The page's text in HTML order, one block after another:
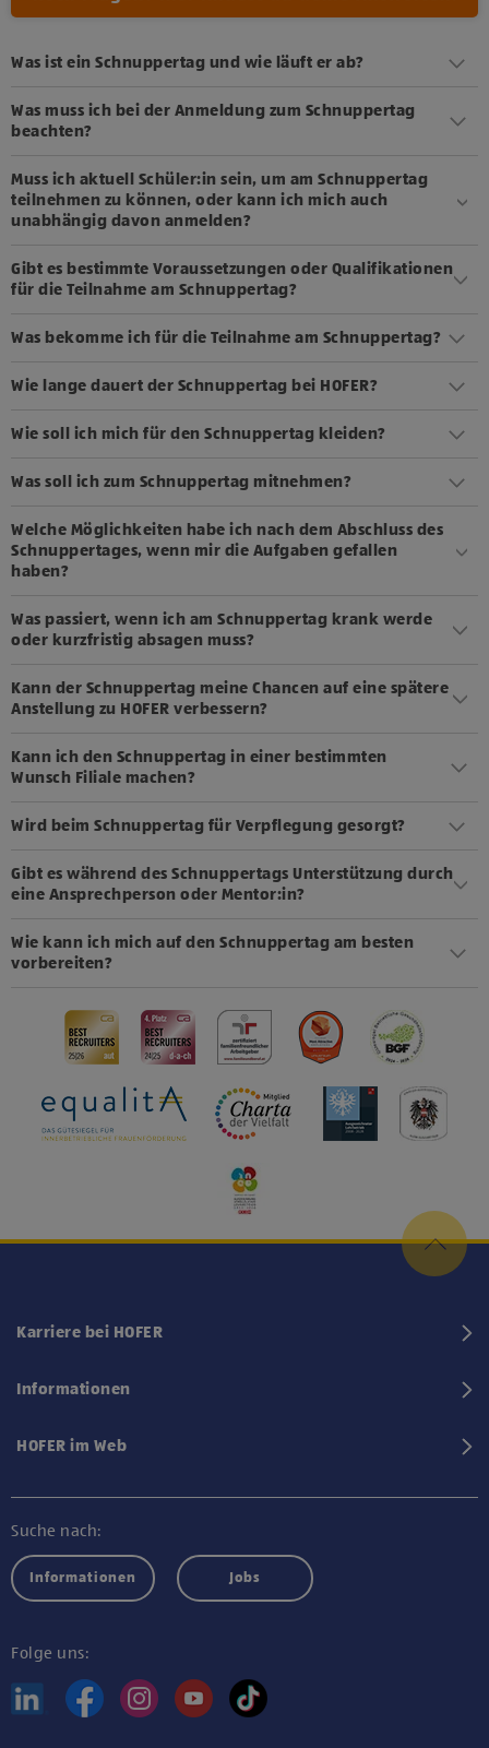
Was ist ein Schnuppertag und wie läuft er ab?
Was muss ich bei der Anmeldung zum Schnuppertag
beachten?
Muss ich aktuell Schüler:in sein, um am Schnuppertag
teilnehmen zu können, oder kann ich mich auch
unabhängig davon anmelden?
Gibt es bestimmte Voraussetzungen oder Qualifikationen
für die Teilnahme am Schnuppertag?
Was bekomme ich für die Teilnahme am Schnuppertag?
Wie lange dauert der Schnuppertag bei HOFER?
Wie soll ich mich für den Schnuppertag kleiden?
Was soll ich zum Schnuppertag mitnehmen?
Welche Möglichkeiten habe ich nach dem Abschluss des
Schnuppertages, wenn mir die Aufgaben gefallen
haben?
Was passiert, wenn ich am Schnuppertag krank werde
oder kurzfristig absagen muss?
Kann der Schnuppertag meine Chancen auf eine spätere
Anstellung zu HOFER verbessern?
Kann ich den Schnuppertag in einer bestimmten
Wunsch Filiale machen?
Wird beim Schnuppertag für Verpflegung gesorgt?
Gibt es während des Schnuppertags Unterstützung durch
eine Ansprechperson oder Mentor:in?
Wie kann ich mich auf den Schnuppertag am besten
vorbereiten?
Karriere bei HOFER
Informationen
HOFER im Web
Suche nach:
Informationen Jobs
Folge uns: